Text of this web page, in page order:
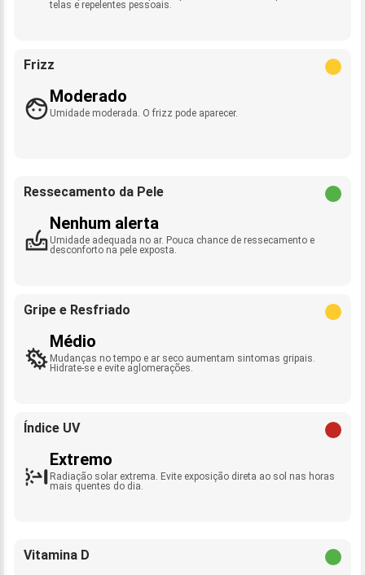
telas e repelentes pessoais.
Frizz
Moderado
Umidade moderada. O frizz pode aparecer.
Ressecamento da Pele
Nenhum alerta
Umidade adequada no ar. Pouca chance de ressecamento e
desconforto na pele exposta.
Gripe e Resfriado
Médio
Mudanças no tempo e ar seco aumentam sintomas gripais.
Hidrate-se e evite aglomerações.
Índice UV
Extremo
Radiação solar extrema. Evite exposição direta ao sol nas horas
mais quentes do dia.
Vitamina D